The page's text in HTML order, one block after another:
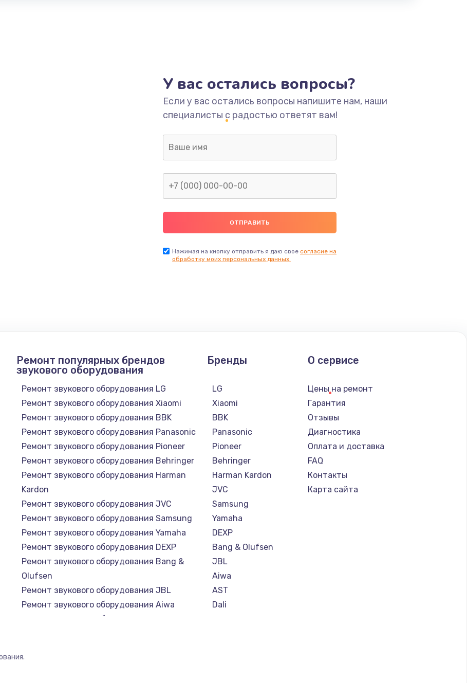
У вас остались вопросы?
Если у вас остались вопросы напишите нам, наши
специалисты с радостью ответят вам!
Нажимая на кнопку отправить я даю свое согласие на
обработку моих персональных данных.
Ремонт популярных брендов
звукового оборудования
Ремонт звукового оборудования LG
Ремонт звукового оборудования Xiaomi
Ремонт звукового оборудования BBK
Ремонт звукового оборудования Panasonic
Ремонт звукового оборудования Pioneer
Ремонт звукового оборудования Behringer
Ремонт звукового оборудования Harman
Kardon
Ремонт звукового оборудования JVC
Ремонт звукового оборудования Samsung
Ремонт звукового оборудования Yamaha
Ремонт звукового оборудования DEXP
Ремонт звукового оборудования Bang &
Olufsen
Ремонт звукового оборудования JBL
Ремонт звукового оборудования Aiwa
Ремонт звукового оборудования AST
Ремонт звукового оборудования Supra
Бренды
LG
Xiaomi
BBK
Panasonic
Pioneer
Behringer
Harman Kardon
JVC
Samsung
Yamaha
DEXP
Bang & Olufsen
JBL
Aiwa
AST
Dali
О сервисе
Цены на ремонт
Гарантия
Отзывы
Диагностика
Оплата и доставка
FAQ
Контакты
Карта сайта